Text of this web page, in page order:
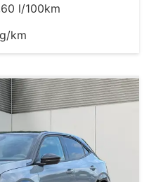
l/100km
km